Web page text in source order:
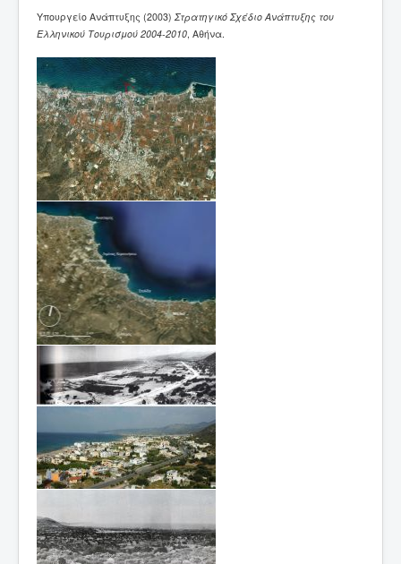
Υπουργείο Ανάπτυξης (2003) Στρατηγικό Σχέδιο Ανάπτυξης του
Ελληνικού Τουρισμού 2004-2010, Αθήνα.